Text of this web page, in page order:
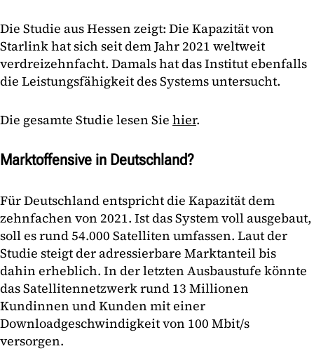
Die Studie aus Hessen zeigt: Die Kapazität von
Starlink hat sich seit dem Jahr 2021 weltweit
verdreizehnfacht. Damals hat das Institut ebenfalls
die Leistungsfähigkeit des Systems untersucht.
Die gesamte Studie lesen Sie hier.
Marktoffensive in Deutschland?
Für Deutschland entspricht die Kapazität dem
zehnfachen von 2021. Ist das System voll ausgebaut,
soll es rund 54.000 Satelliten umfassen. Laut der
Studie steigt der adressierbare Marktanteil bis
dahin erheblich. In der letzten Ausbaustufe könnte
das Satellitennetzwerk rund 13 Millionen
Kundinnen und Kunden mit einer
Downloadgeschwindigkeit von 100 Mbit/s
versorgen.